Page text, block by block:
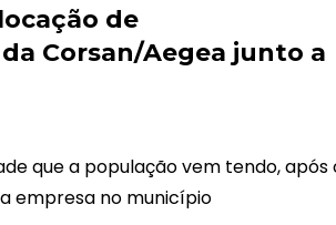
de
Corsan/Aegea junto a
que a população vem tendo, após
empresa no município